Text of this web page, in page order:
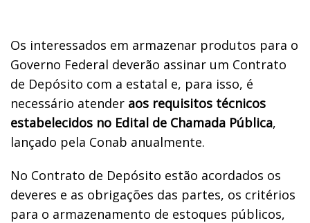
Os interessados em armazenar produtos para o
Governo Federal deverão assinar um Contrato
de Depósito com a estatal e, para isso, é
necessário atender aos requisitos técnicos
estabelecidos no Edital de Chamada Pública,
lançado pela Conab anualmente.
No Contrato de Depósito estão acordados os
deveres e as obrigações das partes, os critérios
para o armazenamento de estoques públicos,